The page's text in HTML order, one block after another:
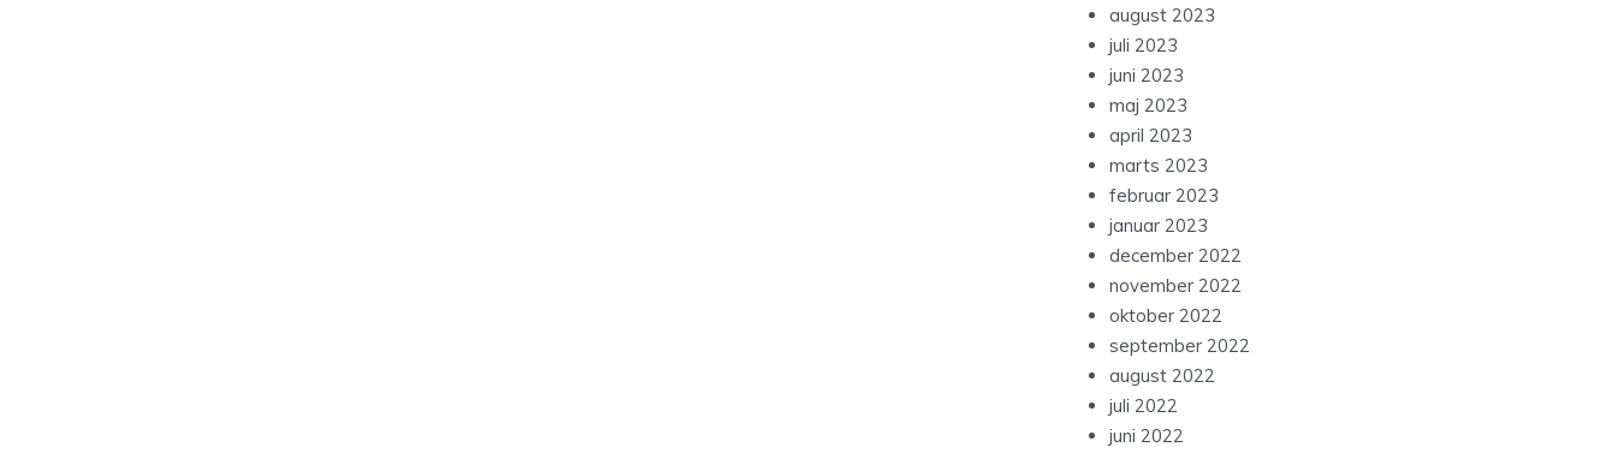
august 2023
juli 2023
juni 2023
maj 2023
april 2023
marts 2023
februar 2023
januar 2023
december 2022
november 2022
oktober 2022
september 2022
august 2022
juli 2022
juni 2022